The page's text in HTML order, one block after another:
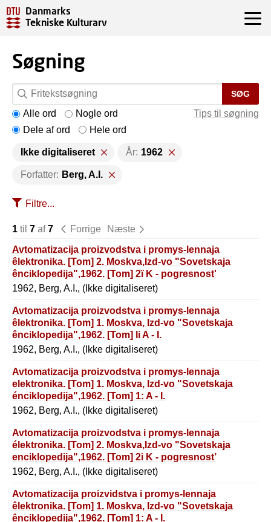
Danmarks
Tekniske Kulturarv
Søgning
SØG
Tips til søgning
Alle ord
Nogle ord
Dele af ord
Hele ord
Ikke digitaliseret År: 1962
Forfatter: Berg, A.I.
Filtre...
1 til 7 af7 Forrige
Næste
Avtomatizacija proizvodstva i promys-lennaja
êlektronika. [Tom] 2. Moskva,Izd-vo "Sovetskaja
ênciklopedija",1962. [Tom] 2ï K - pogresnost'
ismerenija.
1962, Berg, A.I., (Ikke digitaliseret)
Avtomatizacija proizvodstva i promys-lennaja
êlektronika. [Tom] 1. Moskva, Izd-vo "Sovetskaja
ênciklopedija",1962. [Tom] li A - I.
1962, Berg, A.I., (Ikke digitaliseret)
Avtomatizacija proizvodstva i promys-lennaja
elektronika. [Tom] 1. Moskva, Izd-vo "Sovetskaja
énciklopedija",1962. [Tom] 1: A - I.
1962, Berg, A.I., (Ikke digitaliseret)
Avtomatizacija proizvodstva i promys-lennaja
élektronika. [Tom] 2. Moskva,Izd-vo "Sovetskaja
enciklopedija",1962. [Tom] 2i K - pogresnost’
ismerenija.
1962, Berg, A.I., (Ikke digitaliseret)
Avtomatizacija proizvidstva i promys-lennaja
êlektronika. [Tom] 1. Moskva, Izd-vo "Sovetskaja
ênciklopedija",1962. [Tom] 1: A - I.